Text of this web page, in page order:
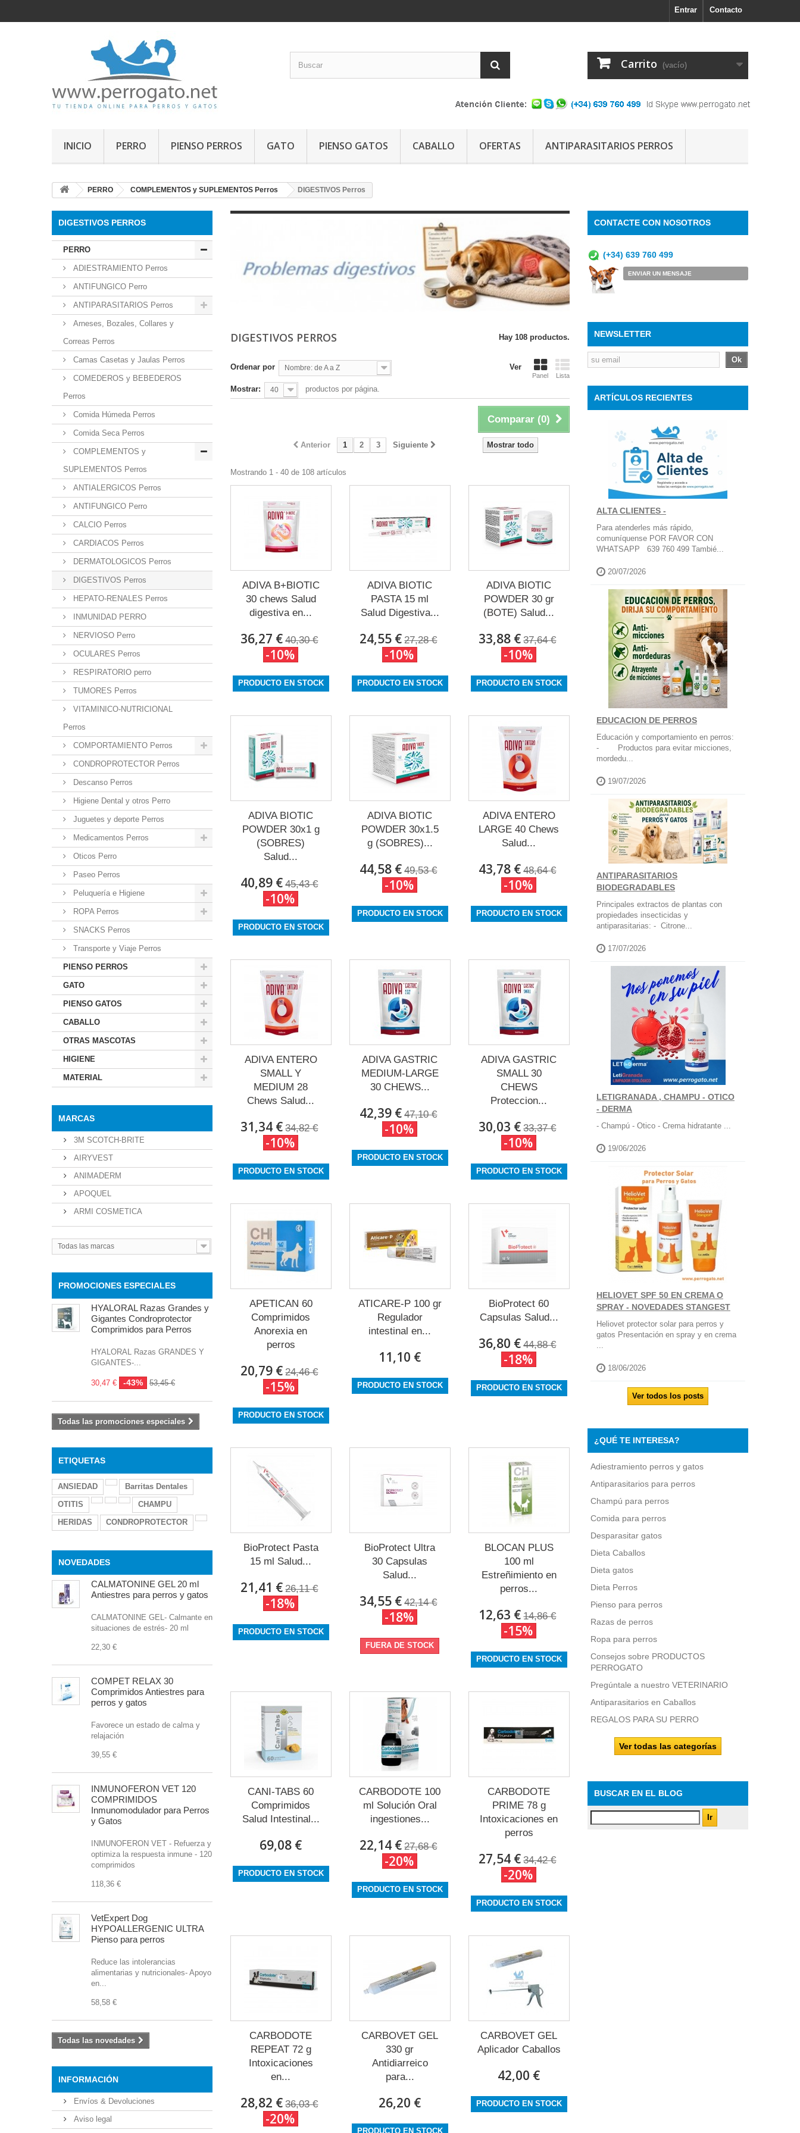
Contacto
Entrar
Carrito (vacío)
INICIO PERRO PIENSO PERROS GATO PIENSO GATOS CABALLO OFERTAS ANTIPARASITARIOS PERROS
PERRO COMPLEMENTOS y SUPLEMENTOS Perros DIGESTIVOS Perros
DIGESTIVOS PERROS
PERRO
ADIESTRAMIENTO Perros
ANTIFUNGICO Perro
ANTIPARASITARIOS Perros
Arneses, Bozales, Collares y
Correas Perros
Camas Casetas y Jaulas Perros
COMEDEROS y BEBEDEROS
Perros
Comida Húmeda Perros
Comida Seca Perros
COMPLEMENTOS y
SUPLEMENTOS Perros
ANTIALERGICOS Perros
ANTIFUNGICO Perro
CALCIO Perros
CARDIACOS Perros
DERMATOLOGICOS Perros
DIGESTIVOS Perros
HEPATO-RENALES Perros
INMUNIDAD PERRO
NERVIOSO Perro
OCULARES Perros
RESPIRATORIO perro
TUMORES Perros
VITAMINICO-NUTRICIONAL
Perros
COMPORTAMIENTO Perros
CONDROPROTECTOR Perros
Descanso Perros
Higiene Dental y otros Perro
Juguetes y deporte Perros
Medicamentos Perros
Oticos Perro
Paseo Perros
Peluquería e Higiene
ROPA Perros
SNACKS Perros
Transporte y Viaje Perros
PIENSO PERROS
GATO
PIENSO GATOS
CABALLO
OTRAS MASCOTAS
HIGIENE
MATERIAL
MARCAS
3M SCOTCH-BRITE
AIRYVEST
ANIMADERM
APOQUEL
ARMI COSMETICA
Todas las marcas
PROMOCIONES ESPECIALES
HYALORAL Razas Grandes y
Gigantes Condroprotector
Comprimidos para Perros
HYALORAL Razas GRANDES Y
GIGANTES-...
30,47 € -43% 53,45 €
Todas las promociones especiales
ETIQUETAS
ANSIEDAD
Barritas Dentales
OTITIS
CHAMPU
HERIDAS
CONDROPROTECTOR
NOVEDADES
CALMATONINE GEL 20 ml
Antiestres para perros y gatos
CALMATONINE GEL- Calmante en
situaciones de estrés- 20 ml
22,30 €
COMPET RELAX 30
Comprimidos Antiestres para
perros y gatos
Favorece un estado de calma y
relajación
39,55 €
INMUNOFERON VET 120
COMPRIMIDOS
Inmunomodulador para Perros
y Gatos
INMUNOFERON VET - Refuerza y
optimiza la respuesta inmune - 120
comprimidos
118,36 €
VetExpert Dog
HYPOALLERGENIC ULTRA
Pienso para perros
Reduce las intolerancias
alimentarias y nutricionales- Apoyo
en...
58,58 €
Todas las novedades
INFORMACIÓN
Envíos & Devoluciones
Aviso legal
DIGESTIVOS PERROS Hay 108 productos.
Ver
Panel Lista
Ordenar por Nombre: de A a Z
Mostrar: 40 productos por página.
Comparar (0)
Mostrar todo
Anterior 1 2 3 Siguiente
Mostrando 1 - 40 de 108 artículos
ADIVA B+BIOTIC
30 chews Salud
digestiva en...
36,27 € 40,30 €
-10%
PRODUCTO EN STOCK
ADIVA BIOTIC
PASTA 15 ml
Salud Digestiva...
24,55 € 27,28 €
-10%
PRODUCTO EN STOCK
ADIVA BIOTIC
POWDER 30 gr
(BOTE) Salud...
33,88 € 37,64 €
-10%
PRODUCTO EN STOCK
ADIVA BIOTIC
POWDER 30x1 g
(SOBRES)
Salud...
40,89 € 45,43 €
-10%
PRODUCTO EN STOCK
ADIVA BIOTIC
POWDER 30x1.5
g (SOBRES)...
44,58 € 49,53 €
-10%
PRODUCTO EN STOCK
ADIVA ENTERO
LARGE 40 Chews
Salud...
43,78 € 48,64 €
-10%
PRODUCTO EN STOCK
ADIVA ENTERO
SMALL Y
MEDIUM 28
Chews Salud...
31,34 € 34,82 €
-10%
PRODUCTO EN STOCK
ADIVA GASTRIC
MEDIUM-LARGE
30 CHEWS...
42,39 € 47,10 €
-10%
PRODUCTO EN STOCK
ADIVA GASTRIC
SMALL 30
CHEWS
Proteccion...
30,03 € 33,37 €
-10%
PRODUCTO EN STOCK
APETICAN 60
Comprimidos
Anorexia en
perros
20,79 € 24,46 €
-15%
PRODUCTO EN STOCK
ATICARE-P 100 gr
Regulador
intestinal en...
11,10 €
PRODUCTO EN STOCK
BioProtect 60
Capsulas Salud...
36,80 € 44,88 €
-18%
PRODUCTO EN STOCK
BioProtect Pasta
15 ml Salud...
21,41 € 26,11 €
-18%
PRODUCTO EN STOCK
BioProtect Ultra
30 Capsulas
Salud...
34,55 € 42,14 €
-18%
FUERA DE STOCK
BLOCAN PLUS
100 ml
Estreñimiento en
perros...
12,63 € 14,86 €
-15%
PRODUCTO EN STOCK
CANI-TABS 60
Comprimidos
Salud Intestinal...
69,08 €
PRODUCTO EN STOCK
CARBODOTE 100
ml Solución Oral
ingestiones...
22,14 € 27,68 €
-20%
PRODUCTO EN STOCK
CARBODOTE
PRIME 78 g
Intoxicaciones en
perros
27,54 € 34,42 €
-20%
PRODUCTO EN STOCK
CARBODOTE
REPEAT 72 g
Intoxicaciones
en...
28,82 € 36,03 €
-20%
CARBOVET GEL
330 gr
Antidiarreico
para...
26,20 €
PRODUCTO EN STOCK
CARBOVET GEL
Aplicador Caballos
42,00 €
PRODUCTO EN STOCK
CONTACTE CON NOSOTROS
(+34) 639 760 499
ENVIAR UN MENSAJE
NEWSLETTER
Ok
ARTÍCULOS RECIENTES
ALTA CLIENTES -
Para atenderles más rápido,
comuníquense POR FAVOR CON
WHATSAPP 639 760 499 Tambié...
20/07/2026
EDUCACION DE PERROS
Educación y comportamiento en perros:
- Productos para evitar micciones,
mordedu...
19/07/2026
ANTIPARASITARIOS
BIODEGRADABLES
Principales extractos de plantas con
propiedades insecticidas y
antiparasitarias: - Citrone...
17/07/2026
LETIGRANADA , CHAMPU - OTICO
- DERMA
- Champú - Otico - Crema hidratante ...
19/06/2026
HELIOVET SPF 50 EN CREMA O
SPRAY - NOVEDADES STANGEST
Heliovet protector solar para perros y
gatos Presentación en spray y en crema
...
18/06/2026
Ver todos los posts
¿QUÉ TE INTERESA?
Adiestramiento perros y gatos
Antiparasitarios para perros
Champú para perros
Comida para perros
Desparasitar gatos
Dieta Caballos
Dieta gatos
Dieta Perros
Pienso para perros
Razas de perros
Ropa para perros
Consejos sobre PRODUCTOS
PERROGATO
Pregúntale a nuestro VETERINARIO
Antiparasitarios en Caballos
REGALOS PARA SU PERRO
Ver todas las categorías
BUSCAR EN EL BLOG